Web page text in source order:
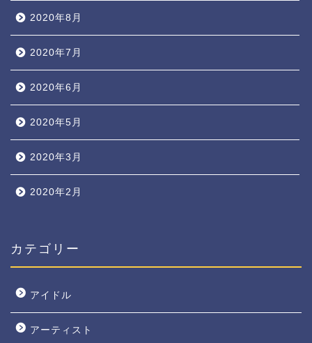
2020年8月
2020年7月
2020年6月
2020年5月
2020年3月
2020年2月
カテゴリー
アイドル
アーティスト